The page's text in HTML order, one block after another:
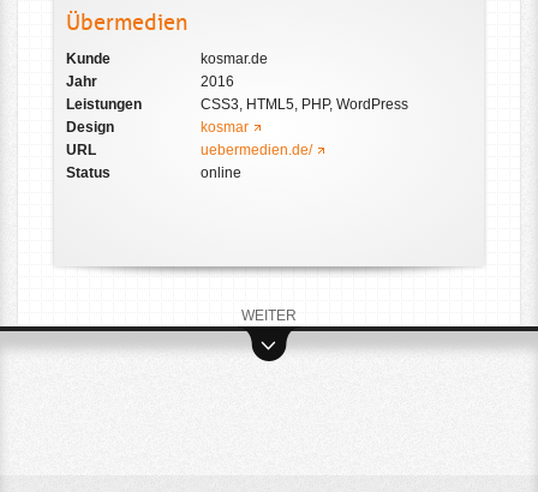
Übermedien
Kunde
kosmar.de
Jahr
2016
Leistungen
CSS3, HTML5, PHP, WordPress
Design
kosmar
URL
uebermedien.de/
Status
online
WEITER